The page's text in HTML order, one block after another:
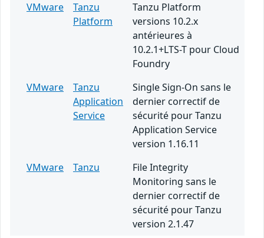
VMware
Tanzu
Platform
Tanzu Platform
versions 10.2.x
antérieures à
10.2.1+LTS-T pour Cloud
Foundry
VMware
Tanzu
Application
Service
Single Sign-On sans le
dernier correctif de
sécurité pour Tanzu
Application Service
version 1.16.11
VMware
Tanzu
File Integrity
Monitoring sans le
dernier correctif de
sécurité pour Tanzu
version 2.1.47